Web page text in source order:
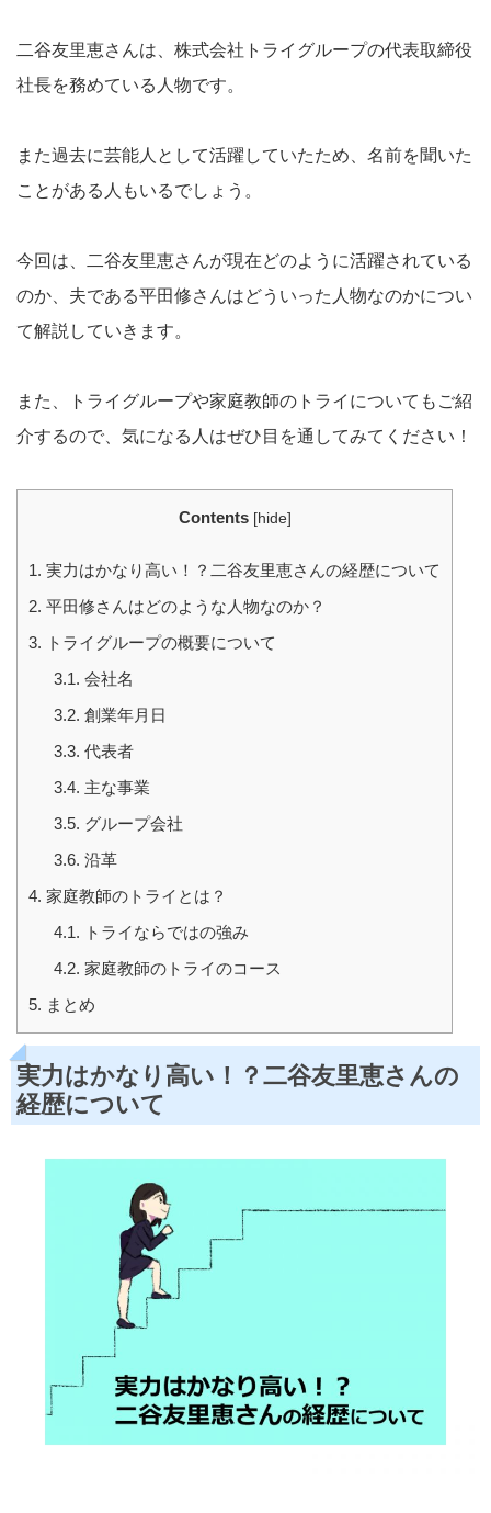
二谷友里恵さんは、株式会社トライグループの代表取締役
社長を務めている人物です。
また過去に芸能人として活躍していたため、名前を聞いた
ことがある人もいるでしょう。
今回は、二谷友里恵さんが現在どのように活躍されている
のか、夫である平田修さんはどういった人物なのかについ
て解説していきます。
また、トライグループや家庭教師のトライについてもご紹
介するので、気になる人はぜひ目を通してみてください！
Contents [hide]
1. 実力はかなり高い！？二谷友里恵さんの経歴について
2. 平田修さんはどのような人物なのか？
3. トライグループの概要について
3.1. 会社名
3.2. 創業年月日
3.3. 代表者
3.4. 主な事業
3.5. グループ会社
3.6. 沿革
4. 家庭教師のトライとは？
4.1. トライならではの強み
4.2. 家庭教師のトライのコース
5. まとめ
実力はかなり高い！？二谷友里恵さんの
経歴について